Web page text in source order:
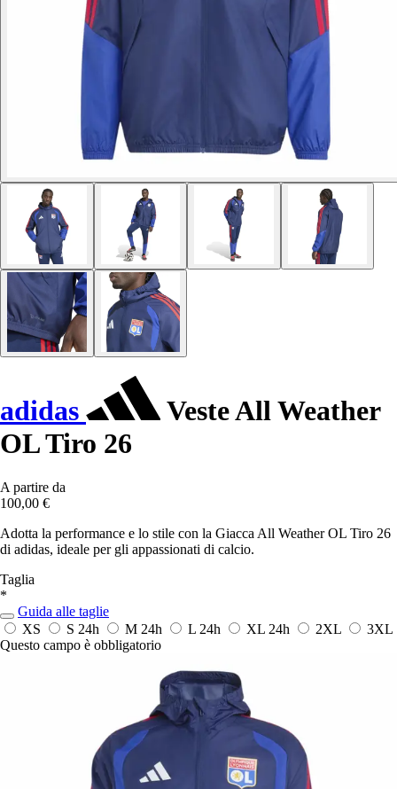
adidas
Veste All Weather
OL Tiro 26
A partire da
100,00 €
Adotta la performance e lo stile con la Giacca All Weather OL Tiro 26
di adidas, ideale per gli appassionati di calcio.
Taglia
*
Guida alle taglie
XS
S 24h M 24h L 24h XL 24h 2XL
3XL
Questo campo è obbligatorio